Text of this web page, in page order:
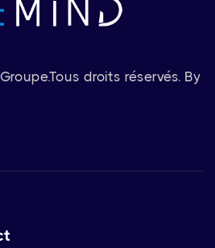
Tous droits réservés. By